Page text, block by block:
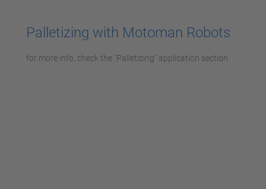
powered by Usercentrics Consent
Palletizing with Motoman Robots
for more info, check the "Palletizing" application section.